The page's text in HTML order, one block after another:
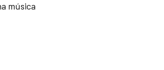
música